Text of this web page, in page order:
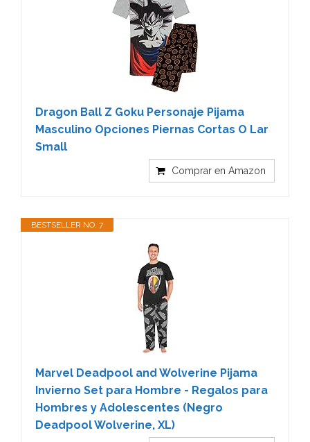
Dragon Ball Z Goku Personaje Pijama
Masculino Opciones Piernas Cortas O Lar
Small
Comprar en Amazon
BESTSELLER NO. 7
Marvel Deadpool and Wolverine Pijama
Invierno Set para Hombre - Regalos para
Hombres y Adolescentes (Negro
Deadpool Wolverine, XL)